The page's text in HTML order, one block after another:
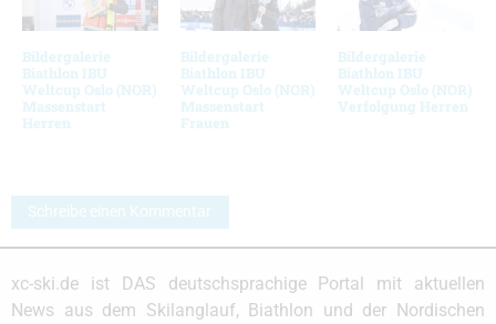
Bildergalerie
Biathlon IBU
Weltcup Oslo (NOR)
Massenstart
Herren
Bildergalerie
Biathlon IBU
Weltcup Oslo (NOR)
Massenstart
Frauen
Bildergalerie
Biathlon IBU
Weltcup Oslo (NOR)
Verfolgung Herren
Schreibe einen Kommentar
xc-ski.de ist DAS deutschsprachige Portal mit aktuellen
News aus dem Skilanglauf, Biathlon und der Nordischen